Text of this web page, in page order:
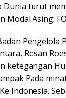
Dunia turut
Modal Asing.
Pengelola
Rosan
ketegangan
Pada
Indonesia.